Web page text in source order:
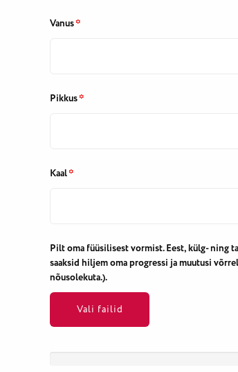
Vanus*
Pikkus*
Kaal*
Pilt oma füüsilisest vormist. Eest, külg- ning
saaksid hiljem oma progressi ja muutusi
nõusolekuta.).
Vali failid